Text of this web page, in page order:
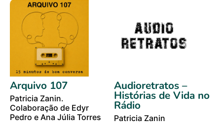
Arquivo 107
Patricia Zanin.
Colaboração de Edyr
Pedro e Ana Júlia Torres
Audioretratos –
Histórias de Vida no
Rádio
Patricia Zanin